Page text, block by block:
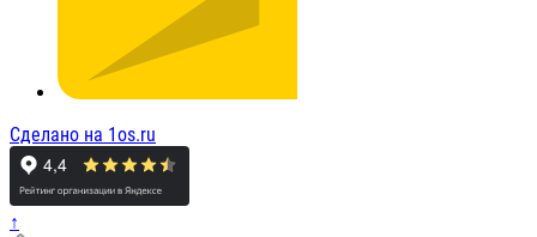
Сделано на 1os.ru
↑